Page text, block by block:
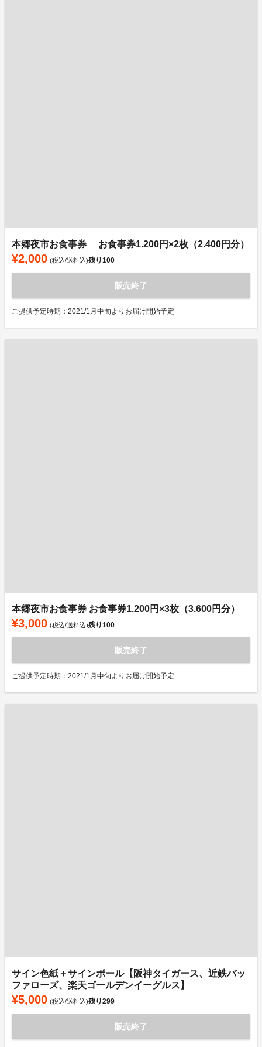
本郷夜市お食事券 お食事券1.200円×2枚（2.400円分）
¥2,000 (税込/送料込)残り100
販売終了
ご提供予定時期：2021/1月中旬よりお届け開始予定
本郷夜市お食事券 お食事券1.200円×3枚（3.600円分）
¥3,000 (税込/送料込)残り100
販売終了
ご提供予定時期：2021/1月中旬よりお届け開始予定
サイン色紙＋サインボール【阪神タイガース、近鉄バッ
ファローズ、楽天ゴールデンイーグルス】
¥5,000 (税込/送料込)残り299
販売終了